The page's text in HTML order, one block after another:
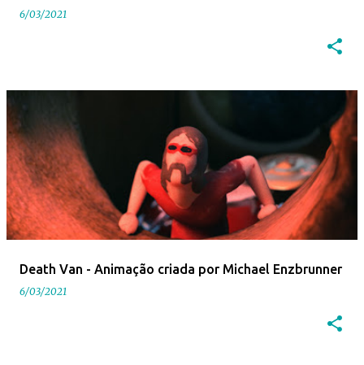
6/03/2021
Death Van - Animação criada por Michael Enzbrunner
6/03/2021